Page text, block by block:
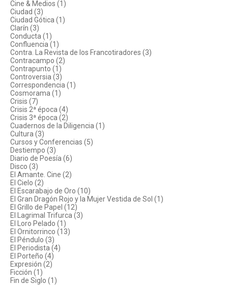
Cine & Medios (1)
Ciudad (3)
Ciudad Gótica (1)
Clarín (3)
Conducta (1)
Confluencia (1)
Contra. La Revista de los Francotiradores (3)
Contracampo (2)
Contrapunto (1)
Controversia (3)
Correspondencia (1)
Cosmorama (1)
Crisis (7)
Crisis 2ª época (4)
Crisis 3ª época (2)
Cuadernos de la Diligencia (1)
Cultura (3)
Cursos y Conferencias (5)
Destiempo (3)
Diario de Poesía (6)
Disco (3)
El Amante. Cine (2)
El Cielo (2)
El Escarabajo de Oro (10)
El Gran Dragón Rojo y la Mujer Vestida de Sol (1)
El Grillo de Papel (12)
El Lagrimal Trifurca (3)
El Loro Pelado (1)
El Ornitorrinco (13)
El Péndulo (3)
El Periodista (4)
El Porteño (4)
Expresión (2)
Ficción (1)
Fin de Siglo (1)